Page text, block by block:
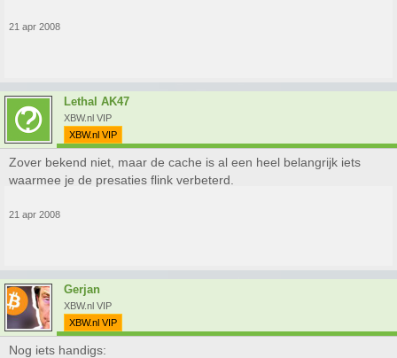
21 apr 2008
Lethal AK47
XBW.nl VIP
XBW.nl VIP
Zover bekend niet, maar de cache is al een heel belangrijk iets
waarmee je de presaties flink verbeterd.
21 apr 2008
Gerjan
XBW.nl VIP
XBW.nl VIP
Nog iets handigs: